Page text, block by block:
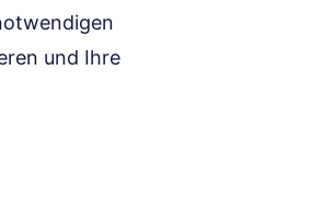
und Ihre